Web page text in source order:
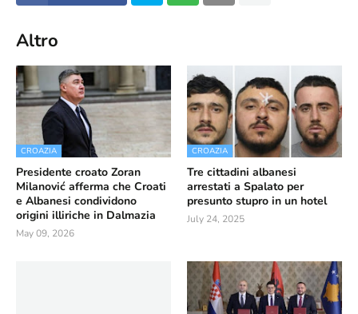
Altro
CROAZIA
Presidente croato Zoran
Milanović afferma che Croati
e Albanesi condividono
origini illiriche in Dalmazia
May 09, 2026
CROAZIA
Tre cittadini albanesi
arrestati a Spalato per
presunto stupro in un hotel
July 24, 2025